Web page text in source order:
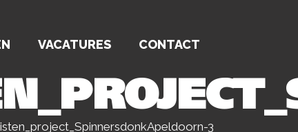
VACATURES CONTACT
3